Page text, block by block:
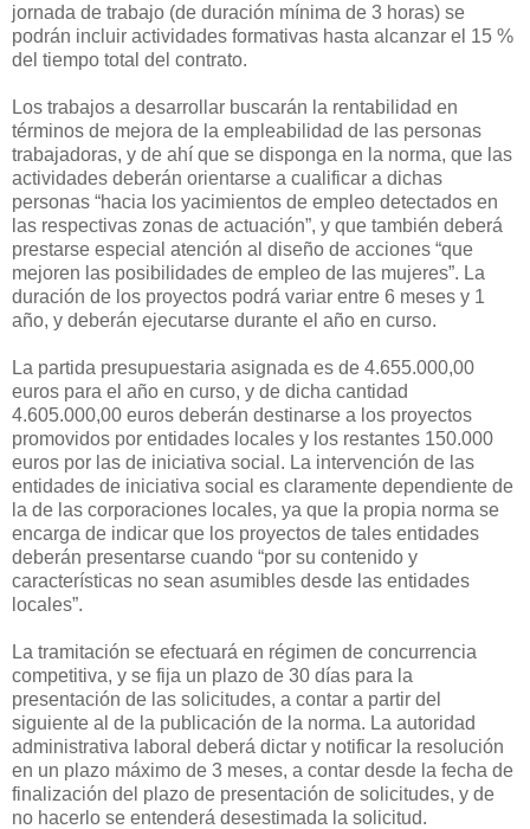
jornada de trabajo (de duración mínima de 3 horas) se
podrán incluir actividades formativas hasta alcanzar el 15 %
del tiempo total del contrato.
Los trabajos a desarrollar buscarán la rentabilidad en
términos de mejora de la empleabilidad de las personas
trabajadoras, y de ahí que se disponga en la norma, que las
actividades deberán orientarse a cualificar a dichas
personas “hacia los yacimientos de empleo detectados en
las respectivas zonas de actuación”, y que también deberá
prestarse especial atención al diseño de acciones “que
mejoren las posibilidades de empleo de las mujeres”. La
duración de los proyectos podrá variar entre 6 meses y 1
año, y deberán ejecutarse durante el año en curso.
La partida presupuestaria asignada es de 4.655.000,00
euros para el año en curso, y de dicha cantidad
4.605.000,00 euros deberán destinarse a los proyectos
promovidos por entidades locales y los restantes 150.000
euros por las de iniciativa social. La intervención de las
entidades de iniciativa social es claramente dependiente de
la de las corporaciones locales, ya que la propia norma se
encarga de indicar que los proyectos de tales entidades
deberán presentarse cuando “por su contenido y
características no sean asumibles desde las entidades
locales”.
La tramitación se efectuará en régimen de concurrencia
competitiva, y se fija un plazo de 30 días para la
presentación de las solicitudes, a contar a partir del
siguiente al de la publicación de la norma. La autoridad
administrativa laboral deberá dictar y notificar la resolución
en un plazo máximo de 3 meses, a contar desde la fecha de
finalización del plazo de presentación de solicitudes, y de
no hacerlo se entenderá desestimada la solicitud.